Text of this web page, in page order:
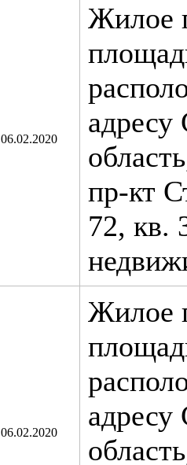
06.02.2020
Жилое
адресу
пр-кт
72, кв.
06.02.2020
Жилое
адресу